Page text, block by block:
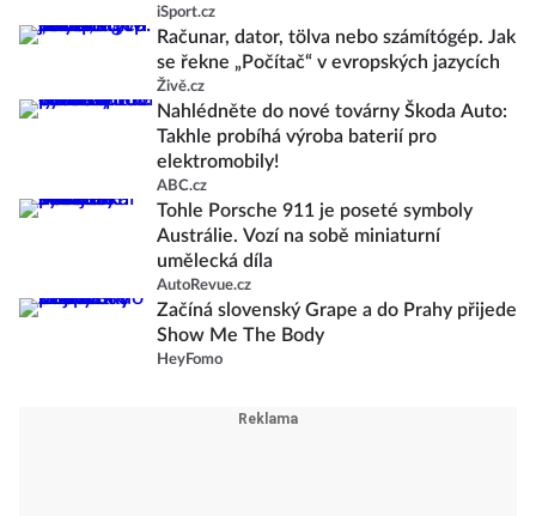
iSport.cz
Računar, dator, tölva nebo számítógép. Jak
se řekne „Počítač“ v evropských jazycích
Živě.cz
Nahlédněte do nové továrny Škoda Auto:
Takhle probíhá výroba baterií pro
elektromobily!
ABC.cz
Tohle Porsche 911 je poseté symboly
Austrálie. Vozí na sobě miniaturní
umělecká díla
AutoRevue.cz
Začíná slovenský Grape a do Prahy přijede
Show Me The Body
HeyFomo